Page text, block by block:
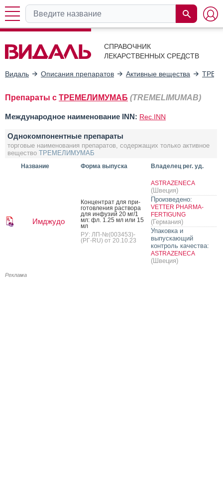
СПРАВОЧНИК
ЛЕКАРСТВЕННЫХ СРЕДСТВ
Видаль Описания препаратов Активные вещества
Препараты с ТРЕМЕЛИМУМАБ (TREMELIMUMAB)
Международное наименование INN: Rec.INN
Однокомпонентные препараты
торговые наименования препаратов, содержащих только активное
вещество ТРЕМЕЛИМУМАБ
Название Форма выпуска Владелец рег. уд.
Имджудо
Кон­цен­трат для при­
готов­ле­ния рас­тво­ра
для ин­фу­зий 20 мг/1
мл: фл. 1.25 мл или 15
мл
РУ: ЛП-№(003453)-
(РГ-RU) от 20.10.23
ASTRAZENECA
(Швеция)
Произведено:
VETTER PHARMA-
FERTIGUNG
(Германия)
Упаковка и
выпускающий
контроль качества:
ASTRAZENECA
(Швеция)
Реклама